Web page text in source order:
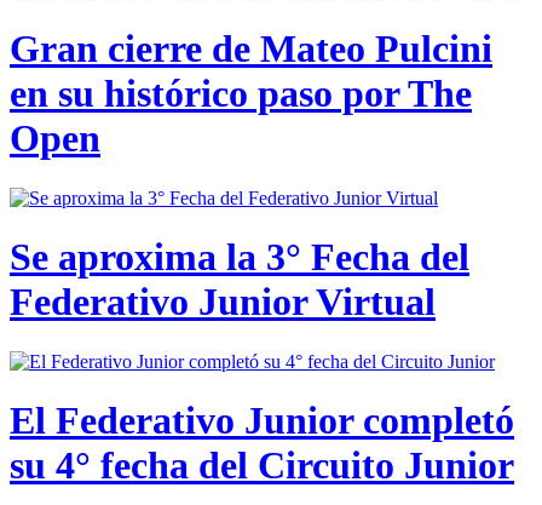
Gran cierre de Mateo Pulcini
en su histórico paso por The
Open
Se aproxima la 3° Fecha del
Federativo Junior Virtual
El Federativo Junior completó
su 4° fecha del Circuito Junior